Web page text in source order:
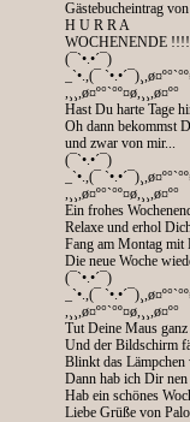
Gästebucheintrag
H U R R A
WOCHENENDE
(¯`•.•´¯)
_`•.,(¯
,¸¸,ø¤º°`°º¤ø,¸¸,ø¤º°
Hast Du harte Tage
Oh dann bekommst
und zwar von mir...
(¯`•.•´¯)
_`•.,(¯
,¸¸,ø¤º°`°º¤ø,¸¸,ø¤º°
Ein frohes
Relaxe und erhol
Fang am Montag mit
Die neue Woche
(¯`•.•´¯)
_`•.,(¯
,¸¸,ø¤º°`°º¤ø,¸¸,ø¤º°
Tut Deine Maus
Und der Bildschirm
Blinkt das
Dann hab ich Dir
Hab ein schönes
Liebe Grüße von